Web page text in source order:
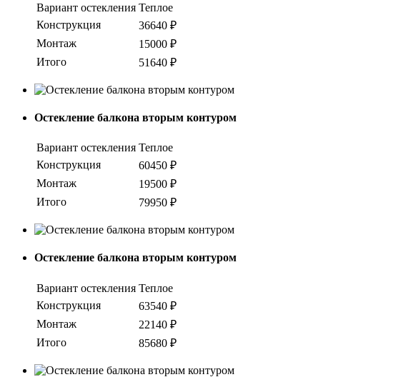
Вариант остекления Теплое
Конструкция
36640 ₽
Монтаж
15000 ₽
Итого
51640 ₽
Остекление балкона вторым контуром
Вариант остекления Теплое
Конструкция
60450 ₽
Монтаж
19500 ₽
Итого
79950 ₽
Остекление балкона вторым контуром
Вариант остекления Теплое
Конструкция
63540 ₽
Монтаж
22140 ₽
Итого
85680 ₽